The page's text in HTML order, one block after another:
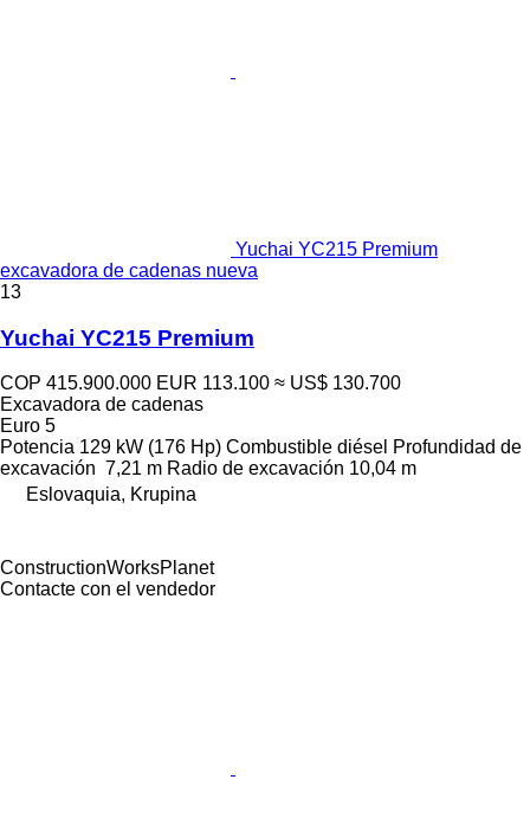
Yuchai YC215 Premium
excavadora de cadenas nueva
13
Yuchai YC215 Premium
COP 415.900.000 EUR 113.100 ≈ US$ 130.700
Excavadora de cadenas
Euro 5
Potencia 129 kW (176 Hp) Combustible diésel Profundidad de
excavación 7,21 m Radio de excavación 10,04 m
Eslovaquia, Krupina
ConstructionWorksPlanet
Contacte con el vendedor